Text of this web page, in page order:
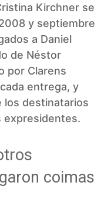
Kirchner se
y septiembre
a Daniel
de Néstor
por Clarens
entrega, y
los destinatarios
expresidentes.
coimas